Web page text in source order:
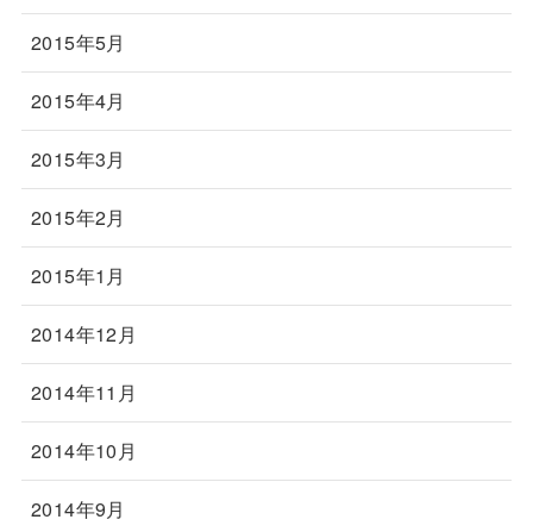
2015年5月
2015年4月
2015年3月
2015年2月
2015年1月
2014年12月
2014年11月
2014年10月
2014年9月